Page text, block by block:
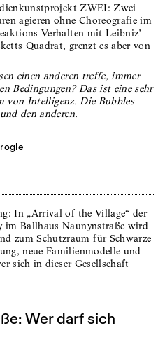
ZWEI: Zwei
agieren ohne Choreografie im
Verhalten mit Leibniz’
Quadrat, grenzt es aber von
einen anderen treffe, immer
Bedingungen? Das ist eine sehr
von Intelligenz. Die Bubbles
den anderen.
Wer darf sich